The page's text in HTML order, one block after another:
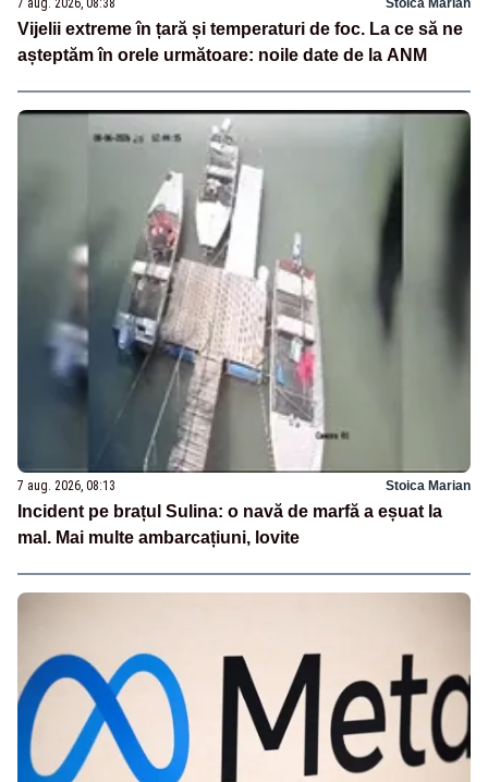
7 aug. 2026, 08:38 Stoica Marian
Vijelii extreme în țară și temperaturi de foc. La ce să ne
așteptăm în orele următoare: noile date de la ANM
7 aug. 2026, 08:13 Stoica Marian
Incident pe brațul Sulina: o navă de marfă a eșuat la
mal. Mai multe ambarcațiuni, lovite